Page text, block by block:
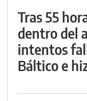
Tras 55
dentro del
intentos
Báltico e